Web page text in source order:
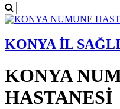
KONYA İL
KONYA
HASTANESİ